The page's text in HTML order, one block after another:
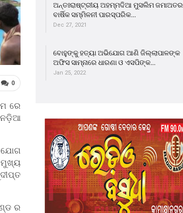
0
ରେ
ନଡ଼ିଆ
ଯୋଗ
ମୁଖ୍ୟ
ର
ଅନ୍ତଃରାଷ୍ଟ୍ରୀୟ ଅହମ୍ମଦିଆ ମୁସଲିମ ଜମାଅତର
ବାର୍ଷିକ ସମ୍ମିଳନୀ ପାରସ୍ପରିକ…
Dec 27, 2021
ବୋହୁଙ୍କୁ ହତ୍ୟା ଅଭିଯୋଗ ଆଣି ଜିଲ୍ଲାପାଳଙ୍କ
ଅଫିସ ସାମ୍ନାରେ ଧାରଣା ଓ ଏସପିଙ୍କ…
Jan 25, 2022